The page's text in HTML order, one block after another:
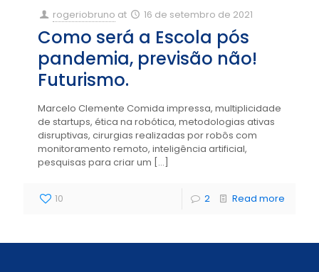
rogeriobruno at 16 de setembro de 2021
Como será a Escola pós
pandemia, previsão não!
Futurismo.
Marcelo Clemente Comida impressa, multiplicidade
de startups, ética na robótica, metodologias ativas
disruptivas, cirurgias realizadas por robôs com
monitoramento remoto, inteligência artificial,
pesquisas para criar um […]
10 2 Read more